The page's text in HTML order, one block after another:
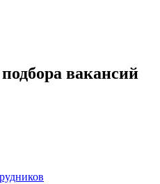
вакансий